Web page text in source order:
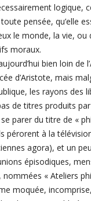
logique,
pensée, qu’elle
le monde, la vie, ou
moraux.
bien loin de
d’Aristote, mais
les rayons des
de titres produits
parer du titre de «
pérorent à la
agora), et un
épisodiques,
« Ateliers
moquée,